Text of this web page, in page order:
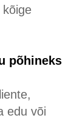
kõige
põhineks
edu või